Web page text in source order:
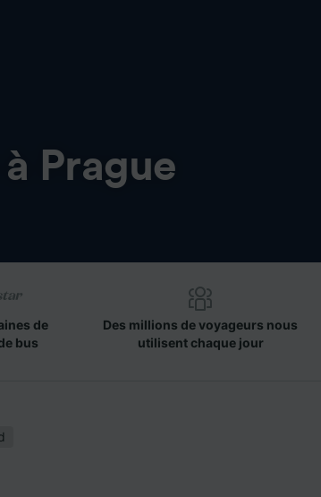
Prague
de
bus
Des millions de voyageurs nous
utilisent chaque jour